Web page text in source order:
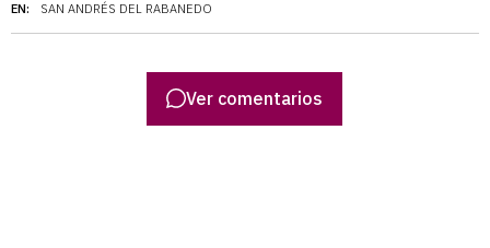
EN: SAN ANDRÉS DEL RABANEDO
Ver comentarios